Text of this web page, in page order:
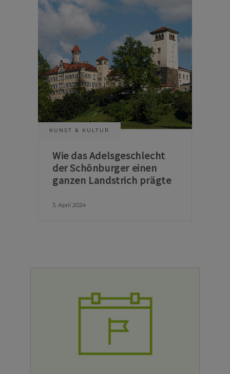
KUNST & KULTUR
Wie das Adelsgeschlecht
der Schönburger einen
ganzen Landstrich prägte
3. April 2024